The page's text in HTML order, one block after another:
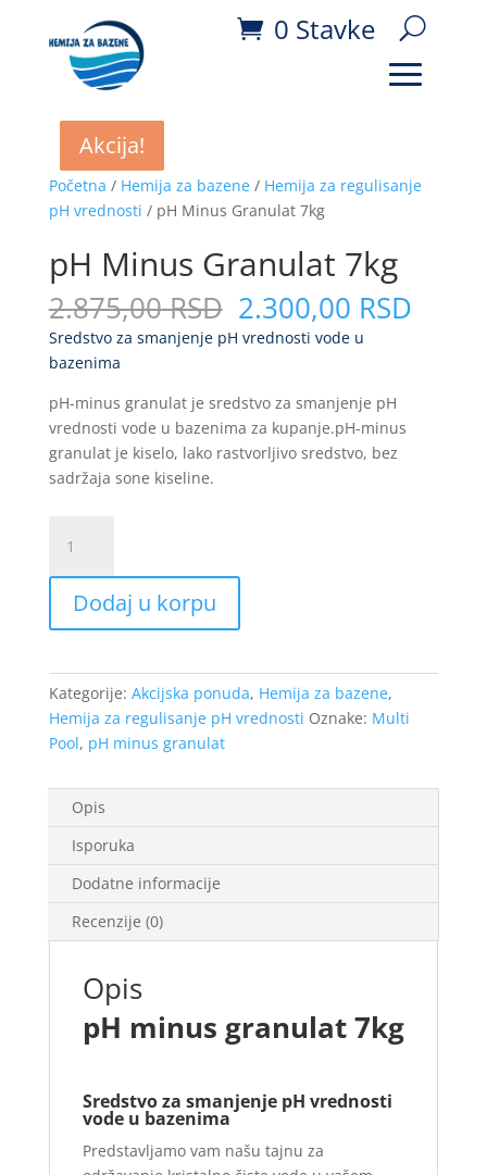
0 Stavke
Početna / Hemija za bazene/ Hemija za regulisanje
pH vrednosti / pH Minus Granulat 7kg
Akcija!
pH Minus Granulat 7kg
2.875,00RSD Originalna
cena
je
2.875,00
RSD.
2.300,00 RSD
Sredstvo za smanjenje pH vrednosti vode u
bazenima
pH-minus granulat je sredstvo za smanjenje pH
vrednosti vode u bazenima za kupanje.pH-minus
granulat je kiselo, lako rastvorljivo sredstvo, bez
sadržaja sone kiseline.
Minus
Granulat
količina
Dodaj u korpu
Kategorije: Akcijska ponuda, Hemija za bazene,
Hemija za regulisanje pH vrednosti Oznake: Multi
Pool, pH minus granulat
Opis
Isporuka
Dodatne informacije
Recenzije (0)
Opis
pH minus granulat 7kg
Sredstvo za smanjenje pH vrednosti
vode u bazenima
Predstavljamo vam našu tajnu za
Akcija!
Akcija!
Akcija!